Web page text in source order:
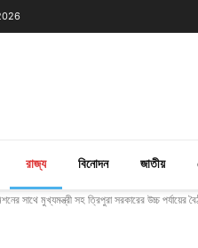
রাজ্য বিনোদন জাতীয়
সাথে মুখ্যমন্ত্রী সহ ত্রিপুরা সরকারের উচ্চ পর্যায়ের